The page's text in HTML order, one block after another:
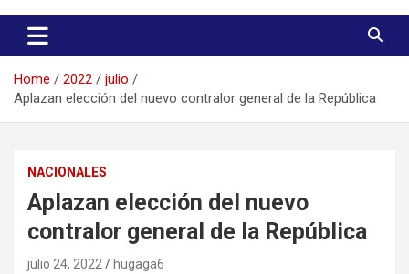
Gente Cultura y Pueblo
Home 2022
julio
Aplazan elección del nuevo contralor general de la República
NACIONALES
Aplazan elección del nuevo
contralor general de la República
julio 24, 2022 hugaga6